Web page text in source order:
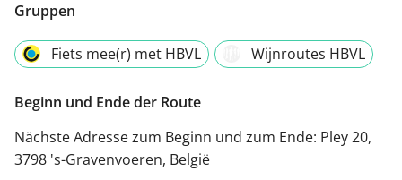
Gruppen
Fiets mee(r) met HBVL Wijnroutes HBVL
Beginn und Ende der Route
Nächste Adresse zum Beginn und zum Ende: Pley 20,
3798 's-Gravenvoeren, België